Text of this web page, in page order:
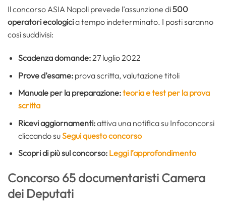
Il concorso ASIA Napoli prevede l’assunzione di500
operatori ecologicia tempo indeterminato. I posti saranno
così suddivisi:
Scadenza domande: 27 luglio 2022
Prove d’esame: prova scritta, valutazione titoli
Manuale per la preparazione:teoria e test per la prova
scritta
Ricevi aggiornamenti:attiva una notifica su Infoconcorsi
cliccando suSegui questo concorso
Scopri di più sul concorso: Leggi l’approfondimento
Concorso 65 documentaristi Camera
dei Deputati